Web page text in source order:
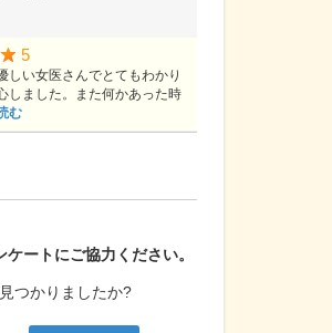
ケートにご協力ください。
つかりましたか?
5
しい女医さんでとてもわかり
しました。また何かあった時
む